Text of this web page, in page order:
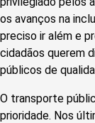
os avanços na
preciso ir além e
cidadãos querem
públicos de
O transporte
prioridade. Nos